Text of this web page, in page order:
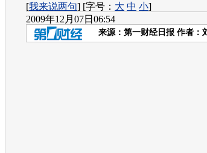
[我来说两句] [字号： 大 中 小]
2009年12月07日06:54
来源： 第一财经日报 作者：